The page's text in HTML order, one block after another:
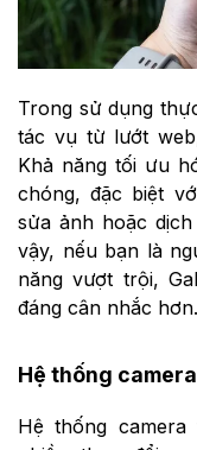
Trong sử dụng
tác vụ từ lướt
Khả năng tối ưu
chóng, đặc biệt
sửa ảnh hoặc
vậy, nếu bạn là
năng vượt trội,
đáng cân nhắc hơn.
Hệ thống camera
Hệ thống